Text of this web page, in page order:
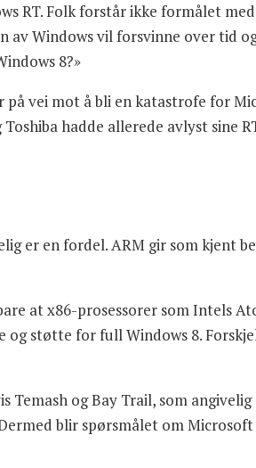
RT. Folk forstår ikke formålet
av Windows vil forsvinne over tid
8?»
på vei mot å bli en katastrofe for
Toshiba hadde allerede avlyst sine
er en fordel. ARM gir som kjent
at x86-prosessorer som Intels
og støtte for full Windows 8.
og Bay Trail, som angivelig
blir spørsmålet om